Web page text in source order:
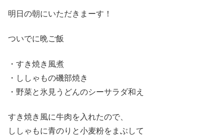
明日の朝にいただきまーす！
ついでに晩ご飯
・すき焼き風煮
・ししゃもの磯部焼き
・野菜と氷見うどんのシーサラダ和え
すき焼き風に牛肉を入れたので、
ししゃもに青のりと小麦粉をまぶして